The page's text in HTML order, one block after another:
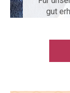
gut